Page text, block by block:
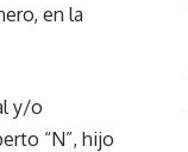
en la
y/o
“N”, hijo